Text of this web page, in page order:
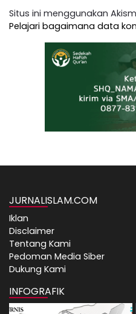
Situs ini menggunakan
Pelajari bagaimana data
JURNALISLAM.COM
Iklan
Disclaimer
Tentang Kami
Pedoman Media Siber
Dukung Kami
INFOGRAFIK